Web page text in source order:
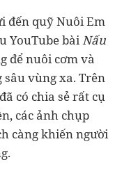
đến quỹ Nuôi Em
YouTube bàiNấu
để nuôi cơm và
vùng xa. Trên
có chia sẻ rất cụ
các ảnh chụp
càng khiến người